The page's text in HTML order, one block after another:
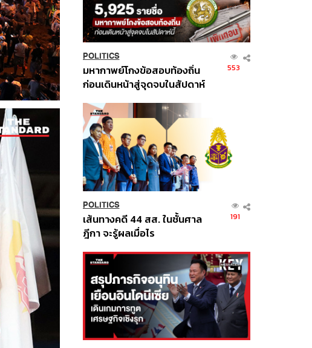
POLITICS
มหากาพย์โกงข้อสอบท้องถิ่น
ก่อนเดินหน้าสู่จุดจบในสัปดาห์
553
POLITICS
เส้นทางคดี 44 สส. ในชั้นศาล
ฎีกา จะรู้ผลเมื่อไร
191